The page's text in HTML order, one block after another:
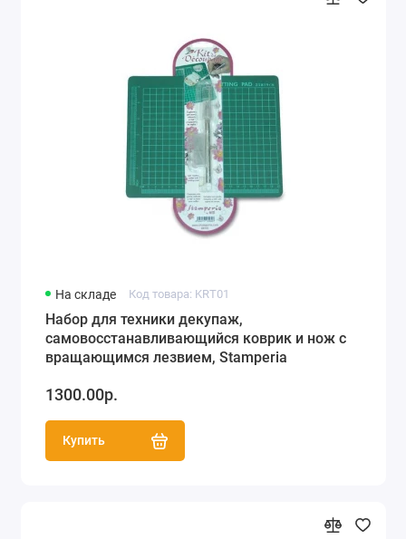
На складе Код товара: KRT01
Набор для техники декупаж,
самовосстанавливающийся коврик и нож с
вращающимся лезвием, Stamperia
1300.00р.
Купить